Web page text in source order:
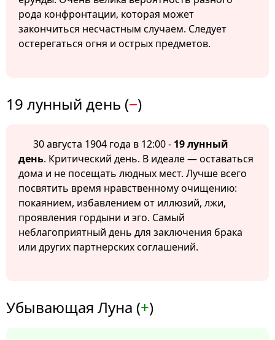
рода конфронтации, которая может
закончиться несчастным случаем. Следует
остерегаться огня и острых предметов.
19 лунный день (−)
30 августа 1904 года в 12:00 - 19 лунный
день. Критический день. В идеале — оставаться
дома и не посещать людных мест. Лучше всего
посвятить время нравственному очищению:
покаянием, избавлением от иллюзий, лжи,
проявления гордыни и эго. Самый
неблагоприятный день для заключения брака
или других партнерских соглашений.
Убывающая Луна (+)